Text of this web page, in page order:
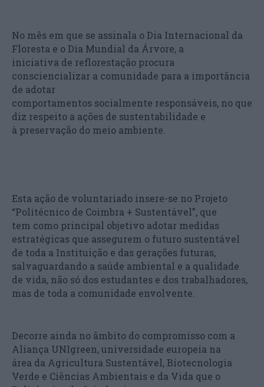
No mês em que se assinala o Dia Internacional da
Floresta e o Dia Mundial da Árvore, a
iniciativa de reflorestação procura
consciencializar a comunidade para a importância
de adotar
comportamentos socialmente responsáveis, no que
diz respeito a ações de sustentabilidade e
à preservação do meio ambiente.
Esta ação de voluntariado insere-se no Projeto
“Politécnico de Coimbra + Sustentável”, que
tem como principal objetivo adotar medidas
estratégicas que assegurem o futuro sustentável
de toda a Instituição e das gerações futuras,
salvaguardando a saúde ambiental e a qualidade
de vida, não só dos estudantes e dos trabalhadores,
mas de toda a comunidade envolvente.
Decorre ainda no âmbito do compromisso com a
Aliança UNIgreen, universidade europeia na
área da Agricultura Sustentável, Biotecnologia
Verde e Ciências Ambientais e da Vida que o